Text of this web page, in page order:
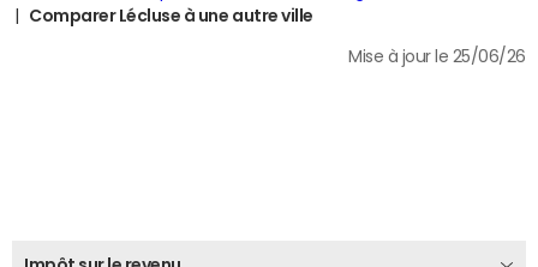
Comparer Lécluse à une autre ville
Mise à jour le 25/06/26